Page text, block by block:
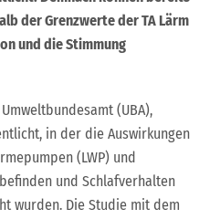
der Grenzwerte der TA Lärm
und die Stimmung
(UBA),
in der die Auswirkungen
(LWP) und
und Schlafverhalten
wurden. Die Studie mit dem